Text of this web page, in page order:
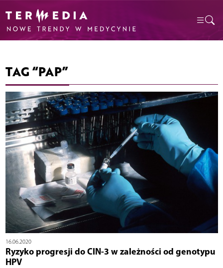
TAG “PAP”
16.06.2020
Ryzyko progresji do CIN-3 w zależności od genotypu
HPV